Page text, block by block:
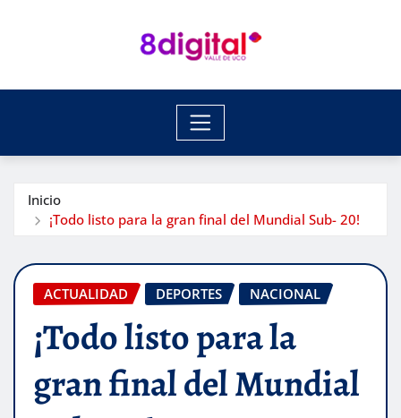
Inicio
¡Todo listo para la gran final del Mundial Sub- 20!
ACTUALIDAD DEPORTES NACIONAL
¡Todo listo para la
gran final del Mundial